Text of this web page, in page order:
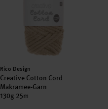
Hersteller:
Rico Design
Creative Cotton Cord
Makramee-Garn
130g 25m